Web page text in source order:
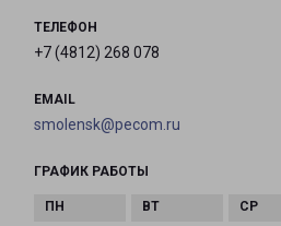
ТЕЛЕФОН
+7 (4812) 268 078
EMAIL
smolensk@pecom.ru
ГРАФИК РАБОТЫ